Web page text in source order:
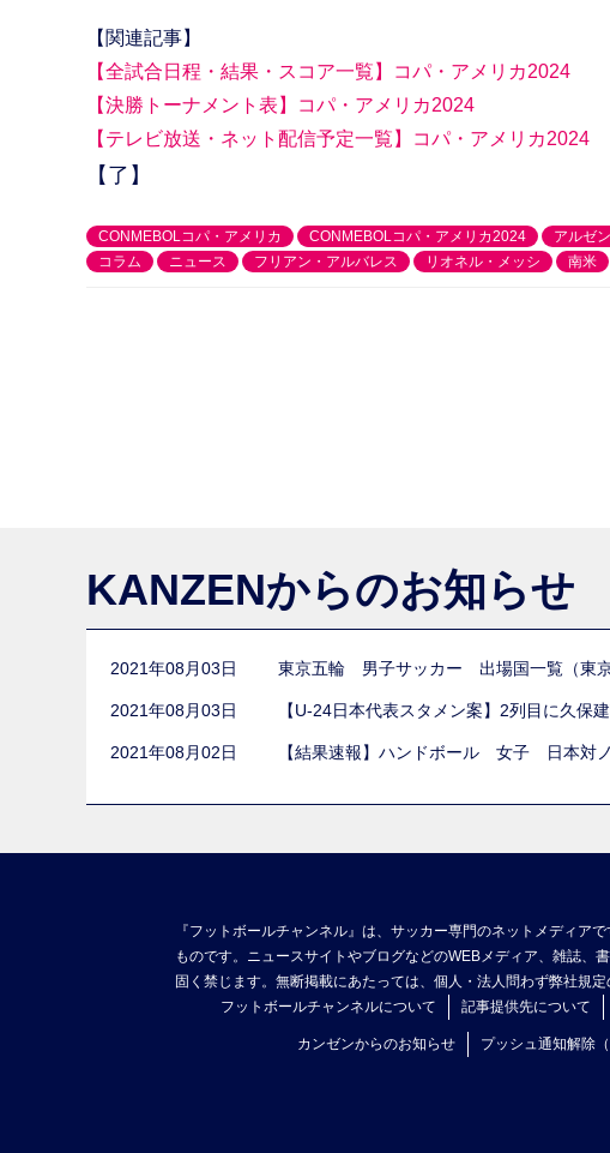
【関連記事】
【全試合日程・結果・スコア一覧】コパ・アメリカ2024
【決勝トーナメント表】コパ・アメリカ2024
【テレビ放送・ネット配信予定一覧】コパ・アメリカ2024
【了】
CONMEBOLコパ・アメリカ CONMEBOLコパ・アメリカ2024 アルゼ
コラム
ニュース フリアン・アルバレス リオネル・メッシ 南米
KANZENからのお知らせ
2021年08月03日 東京五輪 男子サッカー 出場国一覧（東京
2021年08月03日 【U-24日本代表スタメン案】2列目に久保
2021年08月02日 【結果速報】ハンドボール 女子 日本対
『フットボールチャンネル』は、サッカー専門のネットメディア
ものです。ニュースサイトやブログなどのWEBメディア、雑誌、
固く禁じます。無断掲載にあたっては、個人・法人問わず弊社規
フットボールチャンネルについて
記事提供先について
カンゼンからのお知らせ プッシュ通知解除